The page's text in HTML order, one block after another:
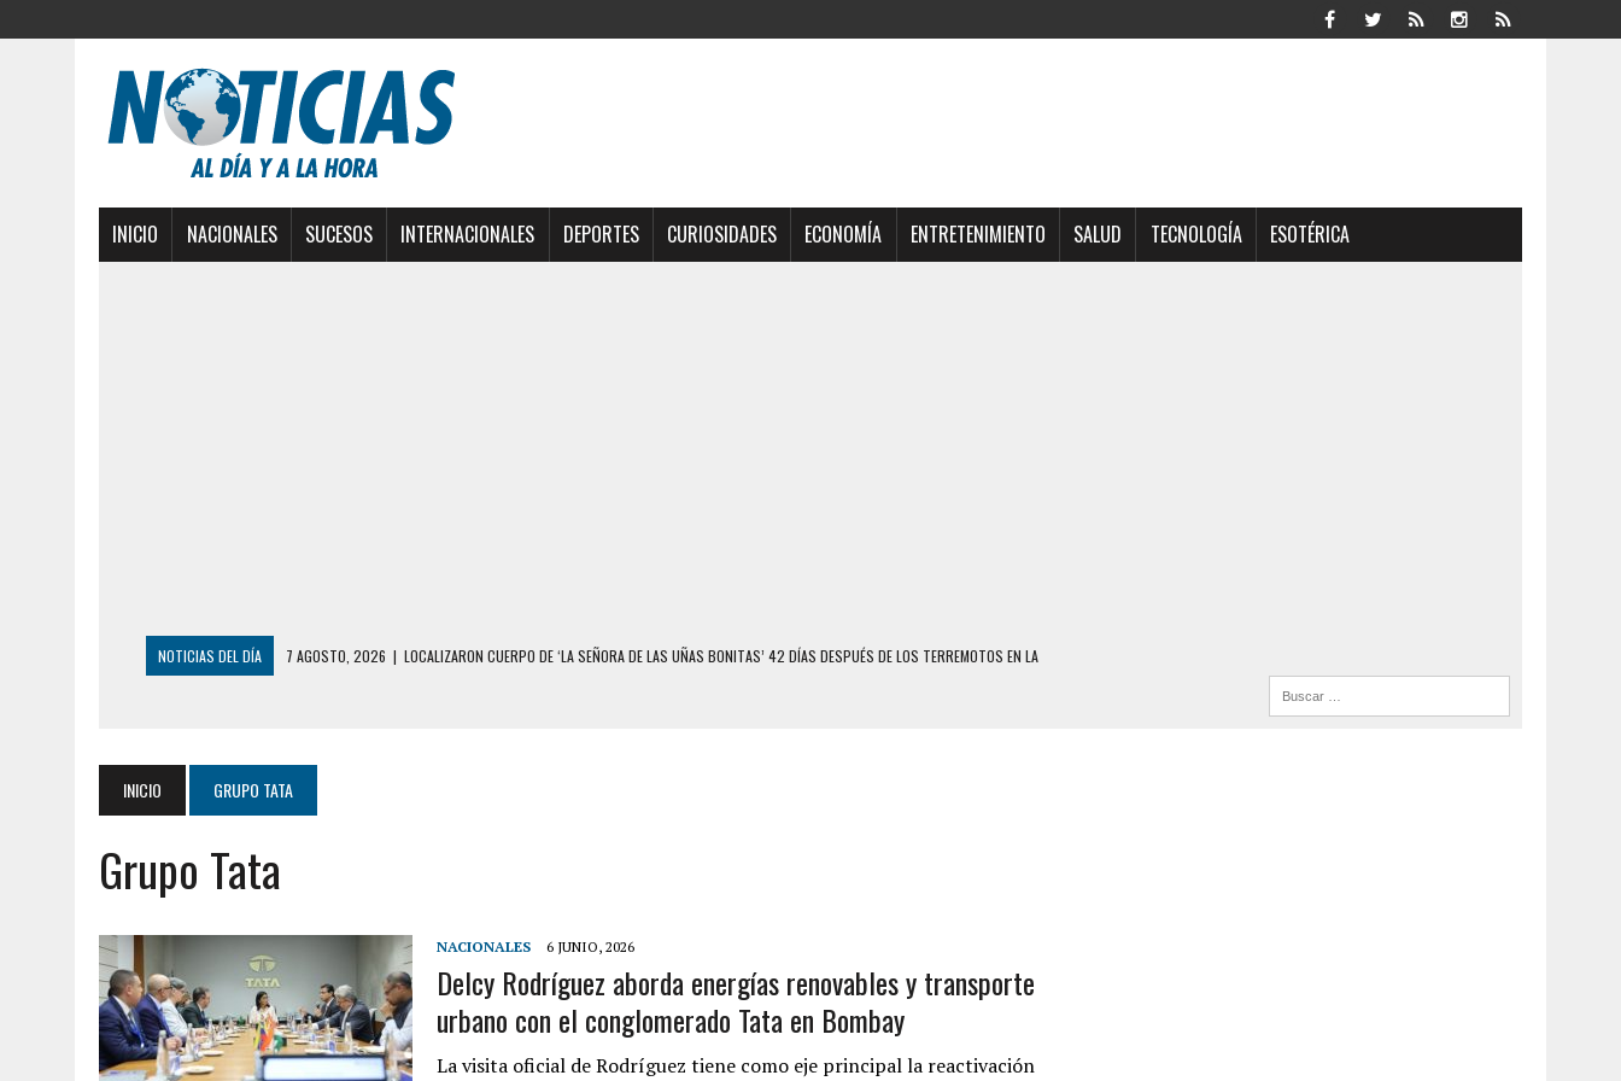
INICIO NACIONALES SUCESOS INTERNACIONALES DEPORTES CURIOSIDADES ECONOMÍA ENTRETENIMIENTO SALUD TECNOLOGÍA ESOTÉRICA
NOTICIAS DEL DÍA 7 AGOSTO, 2026 | LOCALIZARON CUERPO DE ‘LA SEÑORA DE LAS UÑAS BONITAS’ 42 DÍAS DESPUÉS DE LOS TERREMOTOS EN LA
6 AGOSTO, 2026 | CONMOCIÓN EN COLORADO POR ASESINATO DE UNA ADOLESCENTE VENEZOLANA EN REUNIÓN CON AMIGOS
5 AGOSTO, 2026
5 AGOSTO, 2026 | HORROR EN BARINAS: UN HOMBRE INDUJO AL SUICIDIO A UNA ADOLESCENTE DE 13 AÑOS TRAS ABUSAR DE ELLA
3 AGOSTO, 2026 | LA INCREÍBLE FORMA EN LA QUE SOBREVIVIÓ UN HOMBRE Y SU FAMILIA TRAS LOS TERREMOTOS: CAYERON DESDE EL PISO NUEVE DEL
EDIFICIO PETUNIA
7 AGOSTO, 2026 | FUGA DE GAS GENERÓ EXPLOSIÓN EN LOCAL COMERCIAL DE CHACAO
7 AGOSTO, 2026 | HOMBRE ASESINÓ A SU TÍA CON UN PUÑAL Y DEJÓ HERIDAS A SU PRIMA Y A OTRO FAMILIAR EN BOLÍVAR
INICIO GRUPO TATA
Grupo Tata
NACIONALES 6 JUNIO, 2026
Delcy Rodríguez aborda energías renovables y transporte
urbano con el conglomerado Tata en Bombay
La visita oficial de Rodríguez tiene como eje principal la reactivación